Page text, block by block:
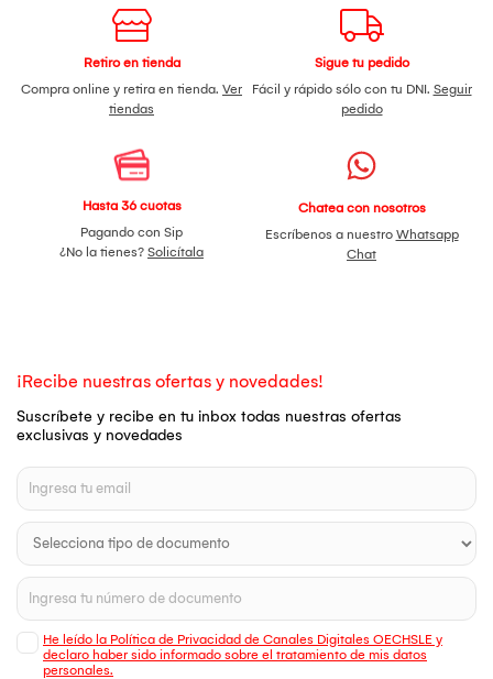
Retiro en tienda
Compra online y retira en tienda. Ver
tiendas
Sigue tu pedido
Fácil y rápido sólo con tu DNI. Seguir
pedido
Hasta 36 cuotas
Pagando con Sip
¿No la tienes? Solicítala
Chatea con nosotros
Escríbenos a nuestro Whatsapp
Chat
¡Recibe nuestras ofertas y novedades!
Suscríbete y recibe en tu inbox todas nuestras ofertas
exclusivas y novedades
He leído la Política de Privacidad de Canales Digitales OECHSLE y
declaro haber sido informado sobre el tratamiento de mis datos
personales.